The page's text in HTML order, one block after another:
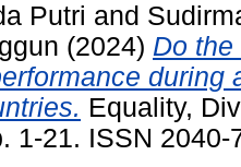
Putri and
(2024) Do
Equality,
1-21. ISSN 2040-